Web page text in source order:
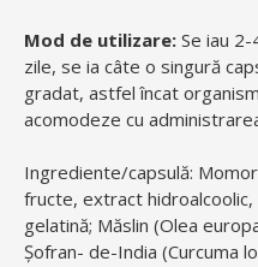
Mod de utilizare: Se iau
zile, se ia câte o singură
gradat, astfel încat
acomodeze cu
Ingrediente/capsulă:
fructe, extract hidroalcoolic,
gelatină; Măslin (Olea
Șofran- de-India (Curcuma